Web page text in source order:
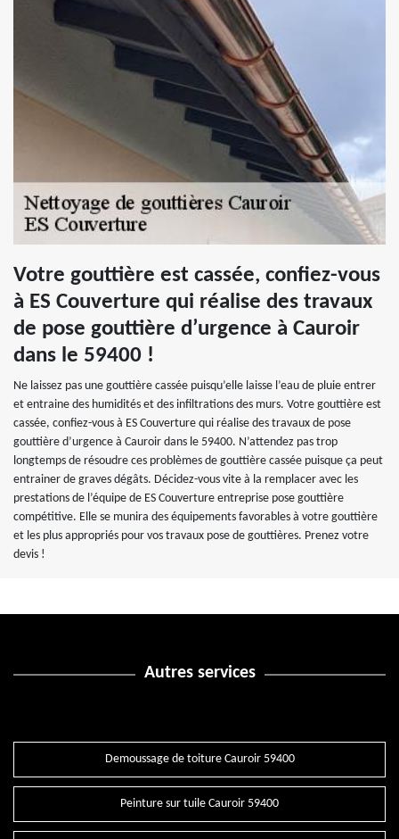
Votre gouttière est cassée, confiez-vous
à ES Couverture qui réalise des travaux
de pose gouttière d’urgence à Cauroir
dans le 59400 !
Ne laissez pas une gouttière cassée puisqu’elle laisse l’eau de pluie entrer
et entraine des humidités et des infiltrations des murs. Votre gouttière est
cassée, confiez-vous à ES Couverture qui réalise des travaux de pose
gouttière d’urgence à Cauroir dans le 59400. N’attendez pas trop
longtemps de résoudre ces problèmes de gouttière cassée puisque ça peut
entrainer de graves dégâts. Décidez-vous vite à la remplacer avec les
prestations de l’équipe de ES Couverture entreprise pose gouttière
compétitive. Elle se munira des équipements favorables à votre gouttière
et les plus appropriés pour vos travaux pose de gouttières. Prenez votre
devis !
Autres services
Demoussage de toiture Cauroir 59400
Peinture sur tuile Cauroir 59400